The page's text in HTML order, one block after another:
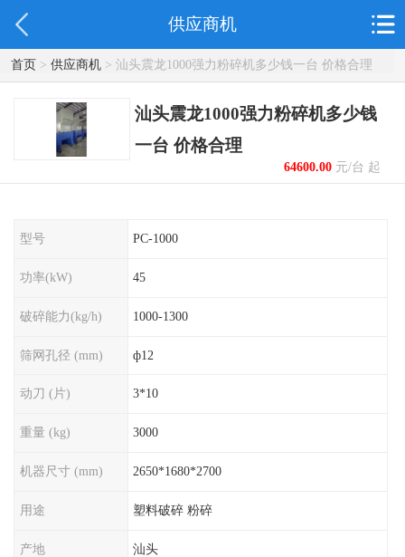
供应商机
首页> 供应商机> 汕头震龙1000强力粉碎机多少钱一台 价格合理
汕头震龙1000强力粉碎机多少钱
一台 价格合理
64600.00元/台 起
型号 PC-1000
功率(kW) 45
破碎能力(kg/h) 1000-1300
筛网孔径 (mm) ф12
动刀 (片) 3*10
重量 (kg) 3000
机器尺寸 (mm) 2650*1680*2700
用途 塑料破碎 粉碎
产地 汕头